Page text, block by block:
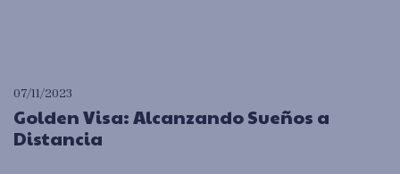
07/11/2023
Golden Visa: Alcanzando Sueños a
Distancia